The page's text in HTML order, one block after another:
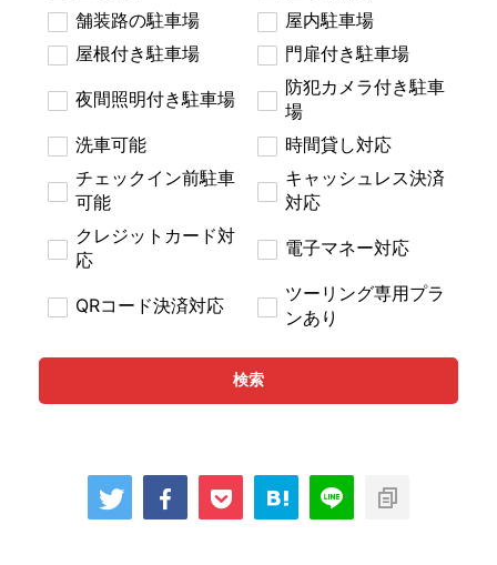
舗装路の駐車場
屋内駐車場
屋根付き駐車場
門扉付き駐車場
夜間照明付き駐車場
防犯カメラ付き駐車
場
洗車可能
時間貸し対応
チェックイン前駐車
可能
キャッシュレス決済
対応
クレジットカード対
応
電子マネー対応
QRコード決済対応
ツーリング専用プラ
ンあり
検索